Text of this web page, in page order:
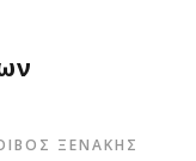
ΞΕΝΑΚΗΣ